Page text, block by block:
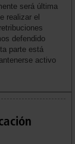
será última
realizar el
defendido
parte está
activo